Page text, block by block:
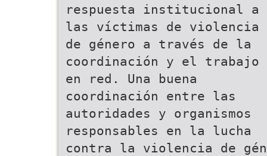
respuesta institucional a
las víctimas de violencia
de género a través de la
coordinación y el trabajo
en red. Una buena
coordinación entre las
autoridades y organismos
responsables en la lucha
contra la violencia de